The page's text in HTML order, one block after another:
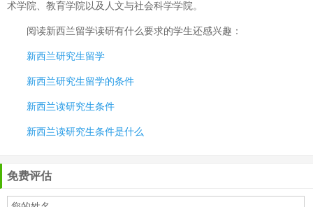
术学院、教育学院以及人文与社会科学学院。
阅读新西兰留学读研有什么要求的学生还感兴趣：
新西兰研究生留学
新西兰研究生留学的条件
新西兰读研究生条件
新西兰读研究生条件是什么
免费评估